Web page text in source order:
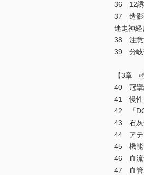
36 12誘
37 造影
迷走神経
38 注意
39 分岐
【3章
40 冠攣
41 慢性
42 「
43 石灰
44 アテ
45 機能
46 血流
47 血管